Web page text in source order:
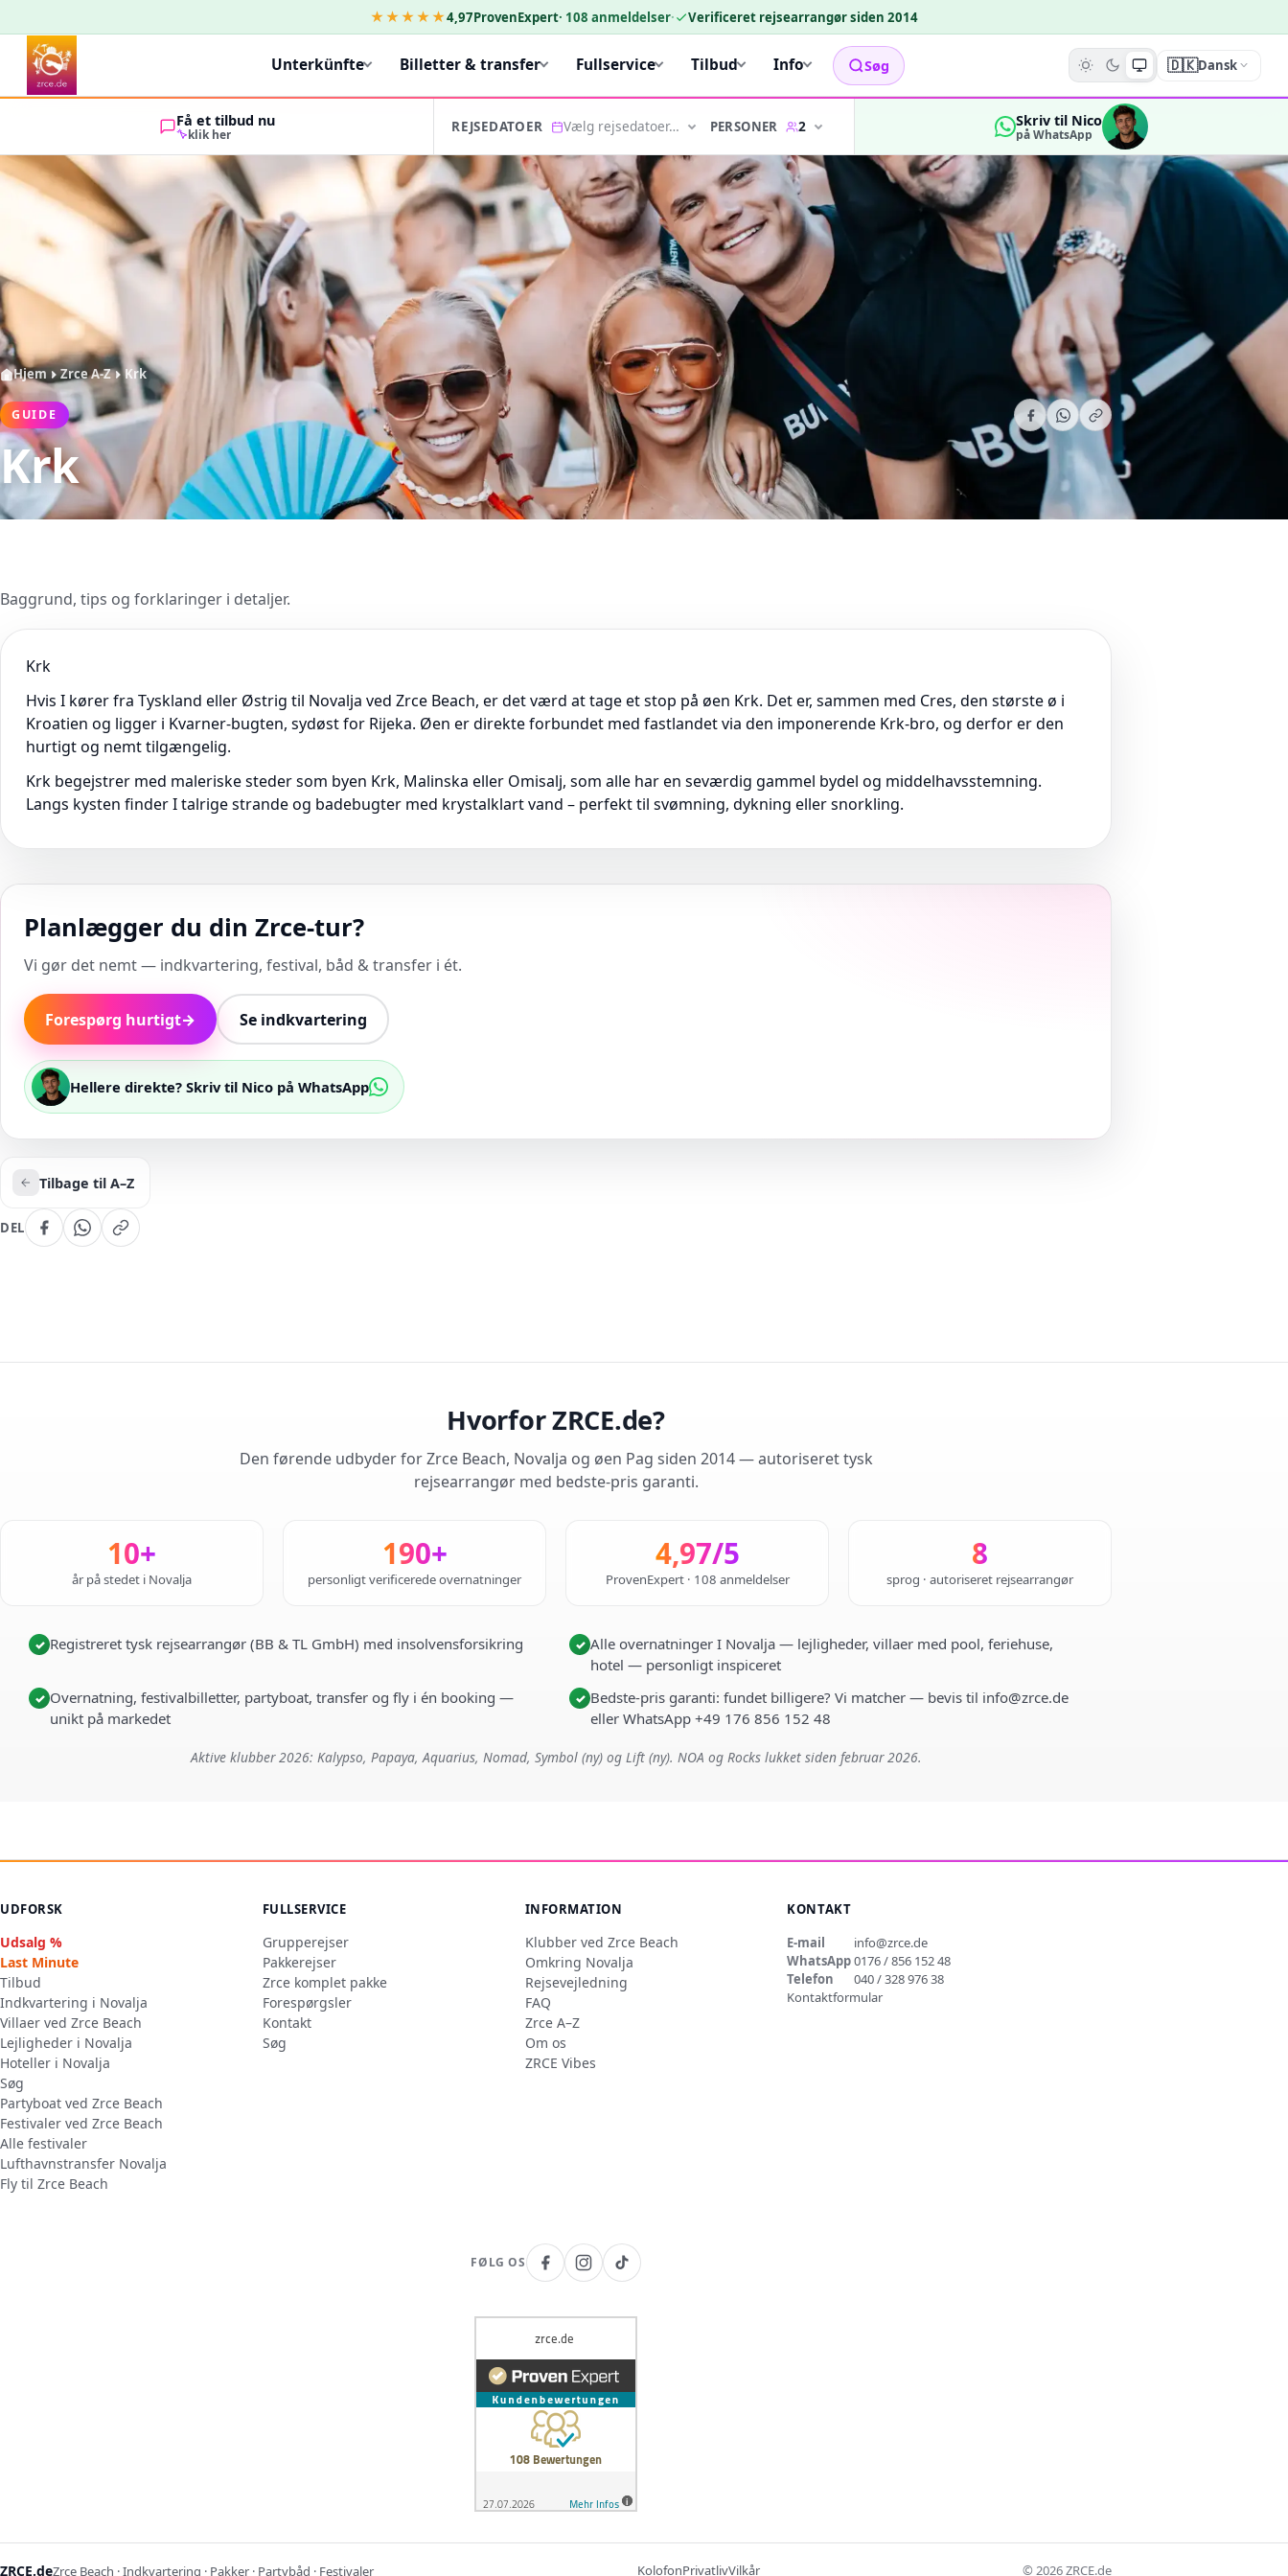
★★★★★4,97ProvenExpert· 108 anmeldelser· Verificeret rejsearrangør siden 2014
Unterkünfte Billetter & transfer Fullservice Tilbud Info Søg 🇩🇰Dansk
Få et tilbud nu
klik her REJSEDATOER Vælg rejsedatoer… PERSONER 2 Skriv til Nico
på WhatsApp
Hjem Zrce A-Z Krk
GUIDE
Krk
Baggrund, tips og forklaringer i detaljer.
Krk
Hvis I kører fra Tyskland eller Østrig til Novalja ved Zrce Beach, er det værd at tage et stop på øen Krk. Det er, sammen med Cres, den største ø i
Kroatien og ligger i Kvarner-bugten, sydøst for Rijeka. Øen er direkte forbundet med fastlandet via den imponerende Krk-bro, og derfor er den
hurtigt og nemt tilgængelig.
Krk begejstrer med maleriske steder som byen Krk, Malinska eller Omisalj, som alle har en seværdig gammel bydel og middelhavsstemning.
Langs kysten finder I talrige strande og badebugter med krystalklart vand – perfekt til svømning, dykning eller snorkling.
Planlægger du din Zrce-tur?
Vi gør det nemt — indkvartering, festival, båd & transfer i ét.
Forespørg hurtigt→ Se indkvartering
Hellere direkte? Skriv til Nico på WhatsApp
Tilbage til A–Z
DEL
Hvorfor ZRCE.de?
Den førende udbyder for Zrce Beach, Novalja og øen Pag siden 2014 — autoriseret tysk
rejsearrangør med bedste-pris garanti.
10+
år på stedet i Novalja
190+
personligt verificerede overnatninger
4,97/5
ProvenExpert · 108 anmeldelser
8
sprog · autoriseret rejsearrangør
✓ Registreret tysk rejsearrangør (BB & TL GmbH) med insolvensforsikring ✓ Alle overnatninger I Novalja — lejligheder, villaer med pool, feriehuse,
hotel — personligt inspiceret
✓ Overnatning, festivalbilletter, partyboat, transfer og fly i én booking —
unikt på markedet
✓ Bedste-pris garanti: fundet billigere? Vi matcher — bevis til info@zrce.de
eller WhatsApp +49 176 856 152 48
Aktive klubber 2026: Kalypso, Papaya, Aquarius, Nomad, Symbol (ny) og Lift (ny). NOA og Rocks lukket siden februar 2026.
UDFORSK
Udsalg %
Last Minute
Tilbud
Indkvartering i Novalja
Villaer ved Zrce Beach
Lejligheder i Novalja
Hoteller i Novalja
Søg
Partyboat ved Zrce Beach
Festivaler ved Zrce Beach
Alle festivaler
Lufthavnstransfer Novalja
Fly til Zrce Beach
FULLSERVICE
Grupperejser
Pakkerejser
Zrce komplet pakke
Forespørgsler
Kontakt
Søg
INFORMATION
Klubber ved Zrce Beach
Omkring Novalja
Rejsevejledning
FAQ
Zrce A–Z
Om os
ZRCE Vibes
KONTAKT
E-mail
info@zrce.de
WhatsApp0176 / 856 152 48
Telefon
040 / 328 976 38
Kontaktformular
FØLG OS
ZRCE.deZrce Beach · Indkvartering · Pakker · Partybåd · Festivaler KolofonPrivatlivVilkår © 2026ZRCE.de